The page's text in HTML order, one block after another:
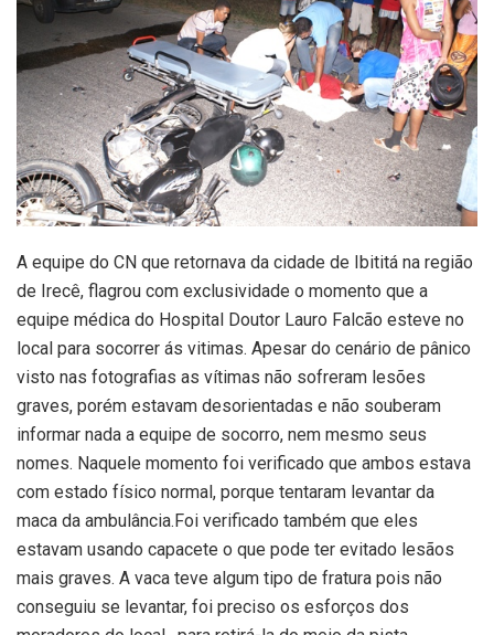
A equipe do CN que retornava da cidade de Ibititá na região
de Irecê, flagrou com exclusividade o momento que a
equipe médica do Hospital Doutor Lauro Falcão esteve no
local para socorrer ás vitimas. Apesar do cenário de pânico
visto nas fotografias as vítimas não sofreram lesões
graves, porém estavam desorientadas e não souberam
informar nada a equipe de socorro, nem mesmo seus
nomes. Naquele momento foi verificado que ambos estava
com estado físico normal, porque tentaram levantar da
maca da ambulância.Foi verificado também que eles
estavam usando capacete o que pode ter evitado lesãos
mais graves. A vaca teve algum tipo de fratura pois não
conseguiu se levantar, foi preciso os esforços dos